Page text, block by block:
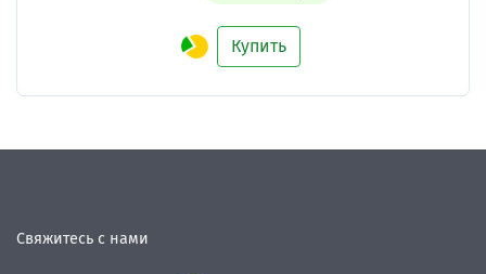
Купить
Свяжитесь с нами